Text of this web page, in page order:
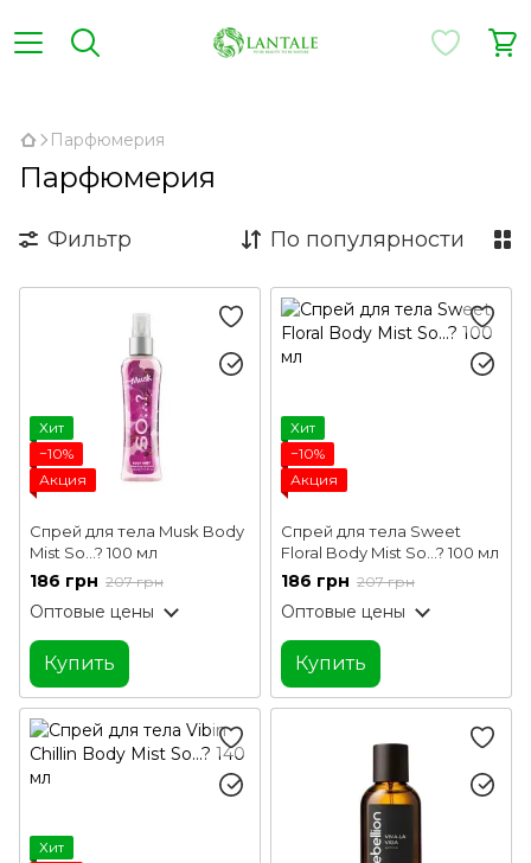
Парфюмерия
Парфюмерия
Фильтр По популярности
Хит
−10%
Акция
Спрей для тела Musk Body
Mist So...? 100 мл
186 грн 207 грн
Оптовые цены
Купить
Хит
−10%
Акция
Спрей для тела Sweet
Floral Body Mist So...? 100 мл
186 грн 207 грн
Оптовые цены
Купить
Хит